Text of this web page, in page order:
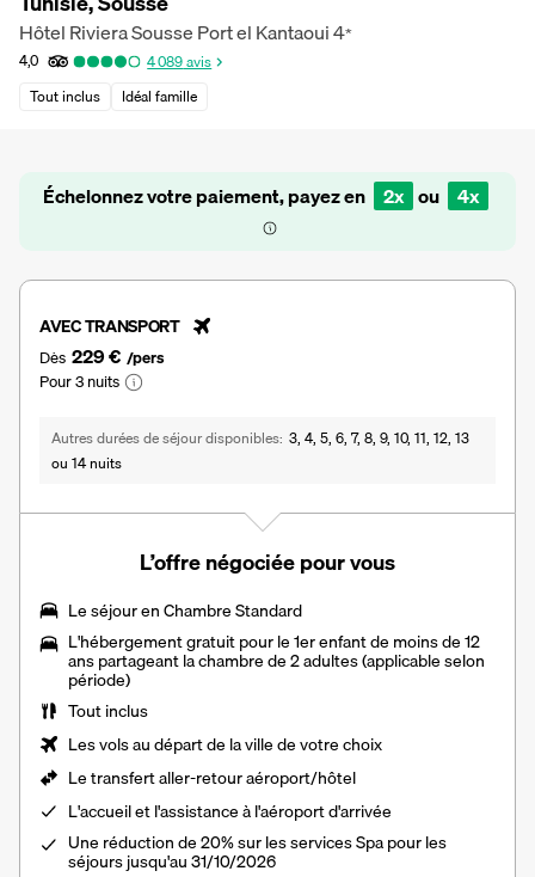
Hôtel Riviera Sousse Port el Kantaoui4*
4,0 4 089avis
Tout inclus
Idéal famille
Échelonnez votre paiement, payez en 2x ou 4x
AVEC TRANSPORT
Dès 229 € /pers
Pour 3 nuits
Autres durées de séjour disponibles 3, 4, 5, 6, 7, 8, 9, 10, 11, 12, 13
ou 14 nuits
L’offre négociée pour vous
Le séjour en Chambre Standard
L'hébergement gratuit pour le 1er enfant de moins de 12
ans partageant la chambre de 2 adultes (applicable selon
période)
Tout inclus
Les vols au départ de la ville de votre choix
Letransfert aller-retour aéroport/hôtel
L'accueil et l'assistance à l'aéroport d'arrivée
Une réduction de 20% sur les services Spa pour les
séjours jusqu'au 31/10/2026